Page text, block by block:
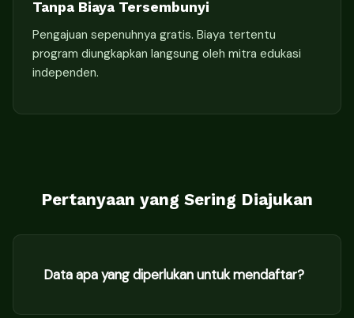
Tanpa Biaya Tersembunyi
Pengajuan sepenuhnya gratis. Biaya tertentu
program diungkapkan langsung oleh mitra edukasi
independen.
Pertanyaan yang Sering Diajukan
Data apa yang diperlukan untuk mendaftar?